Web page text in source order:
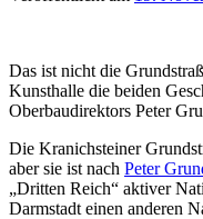
Das ist nicht die
Kunsthalle die beiden
Oberbaudirektors Peter
Die Kranichsteiner
aber sie ist nach Peter
„Dritten Reich“ aktiver
Darmstadt einen anderen